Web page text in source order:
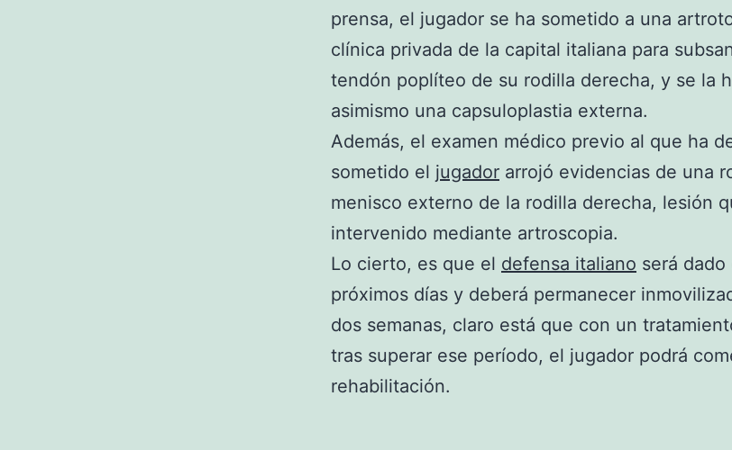
prensa, el jugador se ha sometido a una
clínica privada de la capital italiana para
tendón poplíteo de su rodilla derecha, y se la
asimismo una capsuloplastia externa.
Además, el examen médico previo al que ha
sometido el jugador arrojó evidencias de una
menisco externo de la rodilla derecha, lesión
intervenido mediante artroscopia.
Lo cierto, es que el defensa italiano será
próximos días y deberá permanecer
dos semanas, claro está que con un
tras superar ese período, el jugador podrá
rehabilitación.